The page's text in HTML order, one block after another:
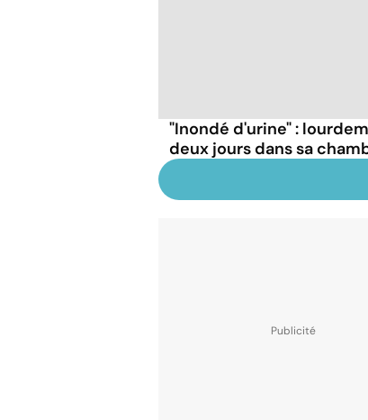
"Inondé d'urine" :
deux jours dans sa